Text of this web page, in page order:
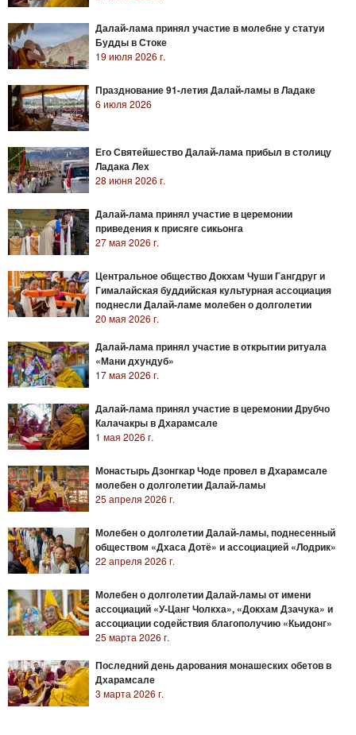
Далай-лама принял участие в молебне у статуи
Будды в Стоке
19 июля 2026 г.
Празднование 91-летия Далай-ламы в Ладаке
6 июля 2026
Его Святейшество Далай-лама прибыл в столицу
Ладака Лех
28 июня 2026 г.
Далай-лама принял участие в церемонии
приведения к присяге сикьонга
27 мая 2026 г.
Центральное общество Докхам Чуши Гангдруг и
Гималайская буддийская культурная ассоциация
поднесли Далай-ламе молебен о долголетии
20 мая 2026 г.
Далай-лама принял участие в открытии ритуала
«Мани дхундуб»
17 мая 2026 г.
Далай-лама принял участие в церемонии Друбчо
Калачакры в Дхарамсале
1 мая 2026 г.
Монастырь Дзонгкар Чоде провел в Дхарамсале
молебен о долголетии Далай-ламы
25 апреля 2026 г.
Молебен о долголетии Далай-ламы, поднесенный
обществом «Дхаса Дотё» и ассоциацией «Лодрик»
22 апреля 2026 г.
Молебен о долголетии Далай-ламы от имени
ассоциаций «У-Цанг Чолкха», «Докхам Дзачука» и
ассоциации содействия благополучию «Кьидонг»
25 марта 2026 г.
Последний день дарования монашеских обетов в
Дхарамсале
3 марта 2026 г.